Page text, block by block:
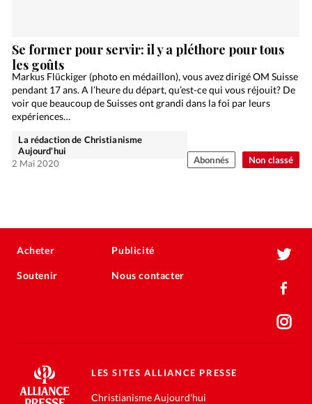
Non classé
Se former pour servir: il y a pléthore pour tous
les goûts
Markus Flückiger (photo en médaillon), vous avez dirigé OM Suisse
pendant 17 ans. A l’heure du départ, qu’est-ce qui vous réjouit? De
voir que beaucoup de Suisses ont grandi dans la foi par leurs
expériences…
La rédaction de Christianisme
Aujourd'hui
2 Mai 2020
Abonnés
Acheter
Soutenir
Publicité
Nous contacter
LES SITES ALLIANCE PRESSE
Christianisme Aujourd'hui